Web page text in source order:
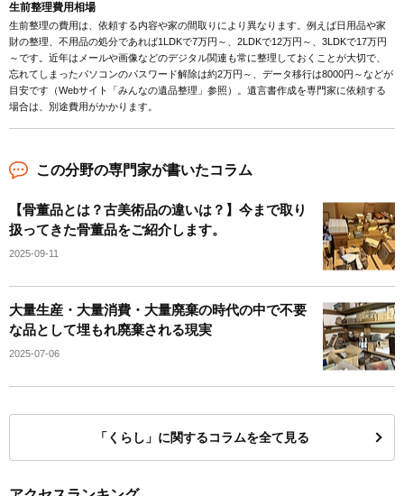
生前整理費用相場
生前整理の費用は、依頼する内容や家の間取りにより異なります。例えば日用品や家
財の整理、不用品の処分であれば1LDKで7万円～、2LDKで12万円～、3LDKで17万円
～です。近年はメールや画像などのデジタル関連も常に整理しておくことが大切で、
忘れてしまったパソコンのパスワード解除は約2万円～、データ移行は8000円～などが
目安です（Webサイト「みんなの遺品整理」参照）。遺言書作成を専門家に依頼する
場合は、別途費用がかかります。
この分野の専門家が書いたコラム
【骨董品とは？古美術品の違いは？】今まで取り
扱ってきた骨董品をご紹介します。
2025-09-11
大量生産・大量消費・大量廃棄の時代の中で不要
な品として埋もれ廃棄される現実
2025-07-06
「くらし」に関するコラムを全て見る